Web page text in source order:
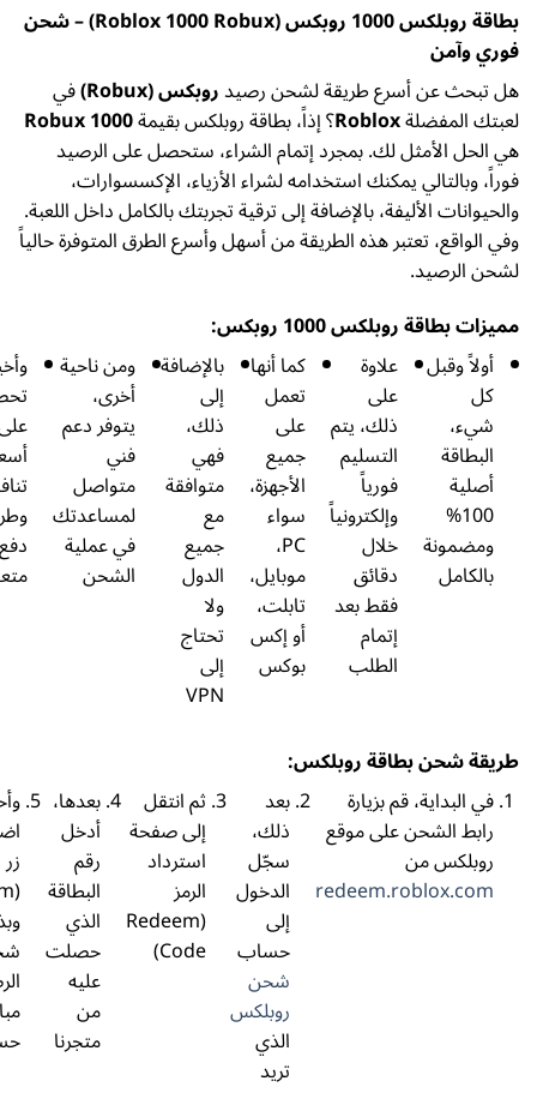
بطاقة روبلكس 1000 روبكس (Roblox 1000 Robux) – شحن
عن أسرع طريقة لشحن رصيدروبكس (Robux) في
Roblox؟ إذاً، بطاقة روبلكس بقيمة1000 Robux
الأمثل لك. بمجرد إتمام الشراء، ستحصل على الرصيد
يمكنك استخدامه لشراء الأزياء، الإكسسوارات،
الأليفة، بالإضافة إلى ترقية تجربتك بالكامل داخل اللعبة.
تعتبر هذه الطريقة من أسهل وأسرع الطرق المتوفرة حالياً
روبلكس 1000 روبكس:
علاوة
ذلك، يتم
التسليم
فورياً
وإلكترونياً
خلال
دقائق
كما أنها
تعمل
على
جميع
الأجهزة،
سواء
موبايل،
تابلت،
أو إكس
بوكس
بالإضافة
إلى
ذلك،
فهي
متوافقة
مع
جميع
الدول
ولا
تحتاج
إلى
ومن ناحية
أخرى،
يتوفر دعم
فني
متواصل
لمساعدتك
في عملية
الشحن
وأخيراً،
تحصل
على
تنافسية
وطرق
دفع
متعددة
بطاقة روبلكس:
قم بزيارة
الشحن على موقع
من
بعد
ذلك،
الدخول
ثم انتقل
إلى صفحة
استرداد
الرمز
(Redeem
Code)
بعدها،
أدخل
رقم
الذي
حصلت
وأخيراً،
اضغط على
زر استرداد
(Redeem)،
وبذلك سيتم
شحن
الرصيد
مباشرة إلى
حسابك